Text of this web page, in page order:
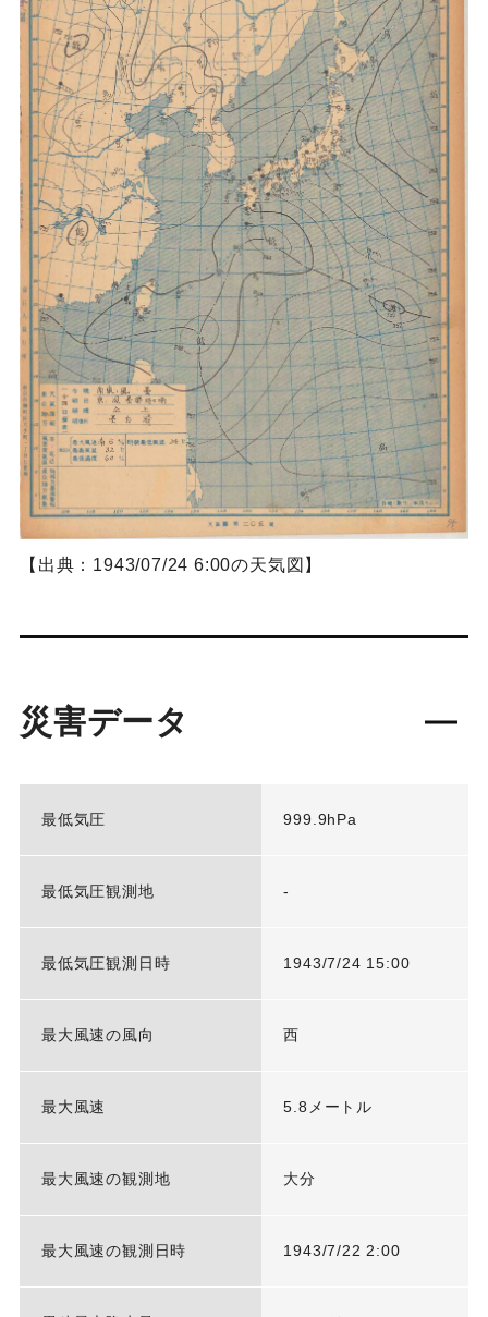
【出典：1943/07/24 6:00の天気図】
災害データ
最低気圧 999.9hPa
最低気圧観測地 -
最低気圧観測日時 1943/7/24 15:00
最大風速の風向 西
最大風速 5.8メートル
最大風速の観測地 大分
最大風速の観測日時 1943/7/22 2:00